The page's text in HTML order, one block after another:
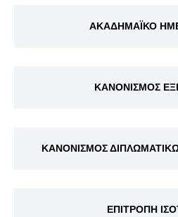
ΑΚΑΔΗΜΑΪΚΟ
ΚΑΝΟΝΙΣΜΟΣ
ΚΑΝΟΝΙΣΜΟΣ
ΕΠΙΤΡΟΠΗ